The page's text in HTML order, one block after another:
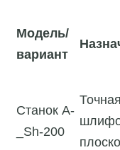
Модель/
вариант
Станок A-
_Sh-200
Точная